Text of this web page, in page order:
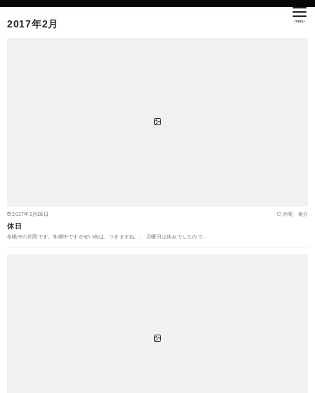
2017年2月
2017年2月28日 片岡 裕介
休日
冬眠中の片岡です。冬眠中ですがぜい肉は、つきますね。。 月曜日は休みでしたので…